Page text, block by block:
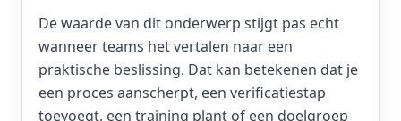
De waarde van dit onderwerp stijgt pas echt
wanneer teams het vertalen naar een
praktische beslissing. Dat kan betekenen dat je
een proces aanscherpt, een verificatiestap
toevoegt, een training plant of een doelgroep